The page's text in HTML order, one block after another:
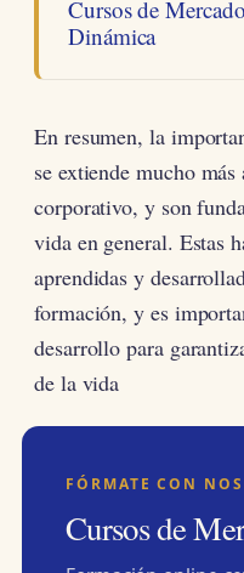
Cursos de
Dinámica
En resumen, la
se extiende mucho
corporativo, y son
vida en general. Estas
aprendidas y
formación, y es
desarrollo para
de la vida
FÓRMATE CON
Cursos de